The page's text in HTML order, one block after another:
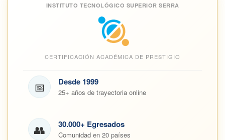
INSTITUTO TECNOLÓGICO SUPERIOR SERRA
CERTIFICACIÓN ACADÉMICA DE PRESTIGIO
📅 Desde 1999
25+ años de trayectoria online
👥 30.000+ Egresados
Comunidad en 20 países